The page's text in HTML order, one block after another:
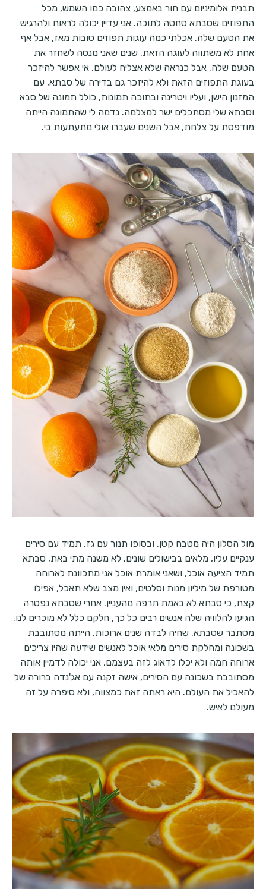
תבנית אלומיניום עם חור באמצע, צהובה כמו השמש, מכל
התפוזים שסבתא סחטה לתוכה. אני עדיין יכולה לראות ולהרגיש
את הטעם שלה. אכלתי כמה עוגות תפוזים טובות מאז, אבל אף
אחת לא משתווה לעוגה הזאת. שנים שאני מנסה לשחזר את
הטעם שלה, אבל כנראה שלא אצליח לעולם. אי אפשר להיזכר
בעוגת התפוזים הזאת ולא להיזכר גם בדירה של סבתא, עם
המזנון הישן, ועליו ויטרינה ובתוכה תמונות, כולל תמונה של סבא
וסבתא שלי מסתכלים ישר למצלמה. נדמה לי שהתמונה הייתה
מודפסת על צלחת, אבל השנים שעברו אולי מתעתעות בי.
מול הסלון היה מטבח קטן, ובסופו תנור עם גז, תמיד עם סירים
ענקיים עליו, מלאים בבישולים שונים. לא משנה מתי באת, סבתא
תמיד הציעה אוכל, ושאני אומרת אוכל אני מתכוונת לארוחה
מטורפת של מיליון מנות וסלטים, ואין מצב שלא תאכל, אפילו
קצת, כי סבתא לא באמת תרפה מהעניין. אחרי שסבתא נפטרה
הגיעו להלוויה שלה אנשים רבים כל כך, חלקם כלל לא מוכרים לנו.
מסתבר שסבתא, שחיה לבדה שנים ארוכות, הייתה מסתובבת
בשכונה ומחלקת סירים מלאי אוכל לאנשים שידעה שהיו צריכים
ארוחה חמה ולא יכלו לדאוג לזה בעצמם, אני יכולה לדמיין אותה
מסתובבת בשכונה עם הסירים, אישה זקנה עם אג'נדה ברורה של
להאכיל את העולם. היא ראתה זאת כמצווה, ולא סיפרה על זה
מעולם לאיש.